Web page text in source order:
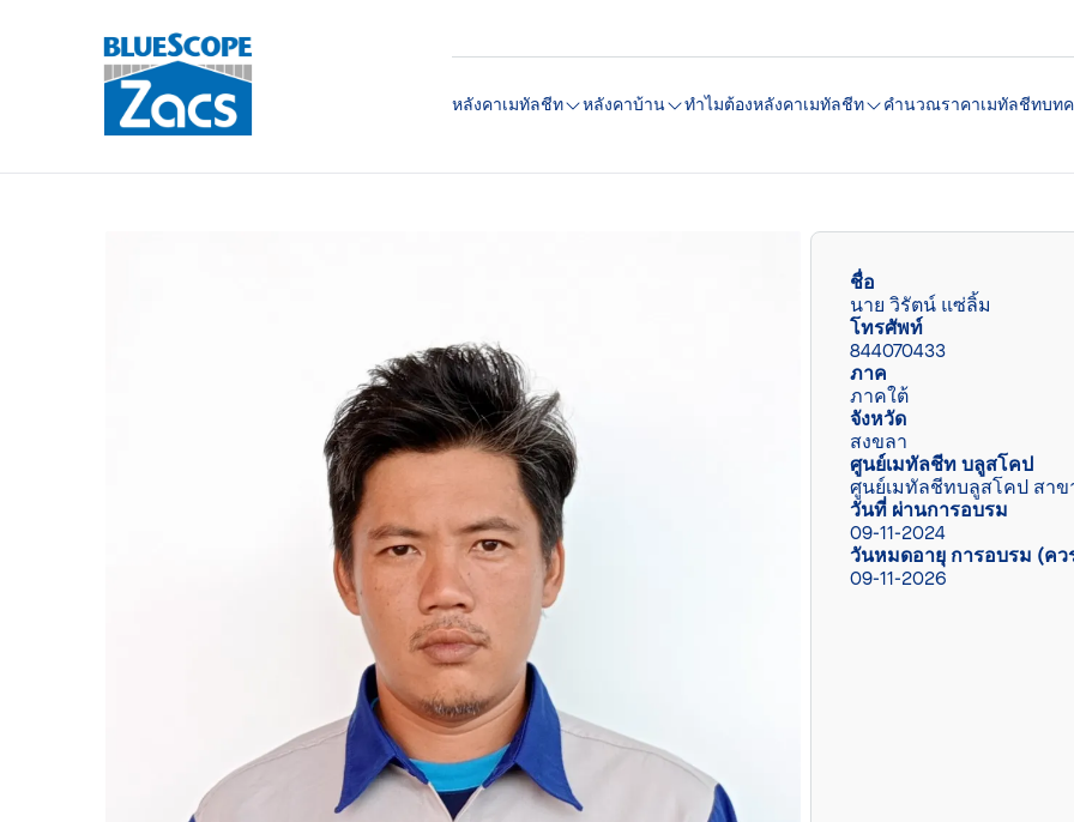
หลังคาเมทัลชีท หลังคาบ้าน ทำไมต้องหลังคาเมทัลชีท คํานวณราคาเมทัลชีทบท
ชื่อ
นาย วิรัตน์ แซ่ลิ้ม
โทรศัพท์
844070433
ภาค
ภาคใต้
จังหวัด
สงขลา
ศูนย์เมทัลชีท บลูสโคป
ศูนย์เมทัลชีทบลูสโคป สา
วันที่ ผ่านการอบรม
09-11-2024
วันหมดอายุ การอบรม (ค
09-11-2026